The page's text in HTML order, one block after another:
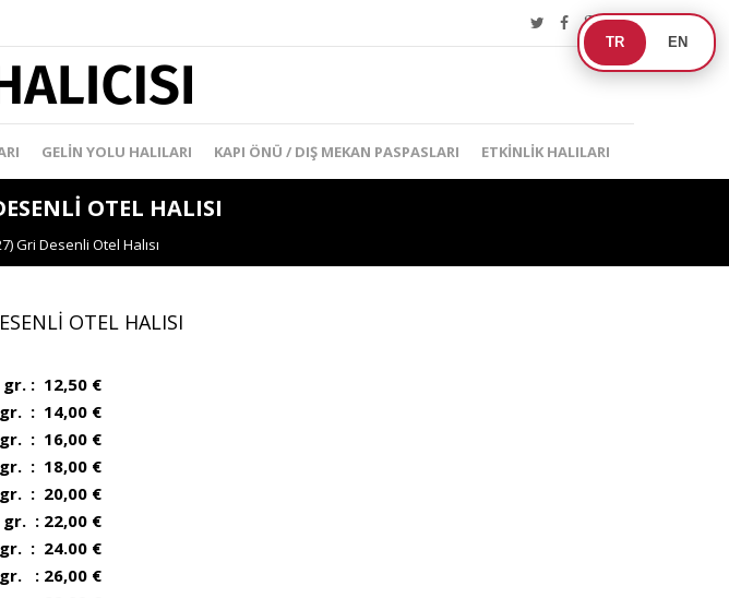
TR EN
GELIN YOLU HALILARI KAPI ÖNÜ / DIŞ MEKAN PASPASLARI ETKINLIK HALILARI
OTEL HALISI
Gri Desenli Otel Halısı
OTEL HALISI
: 12,50 €
: 14,00 €
: 16,00 €
: 18,00 €
: 20,00 €
: 22,00 €
: 24.00 €
: 26,00 €